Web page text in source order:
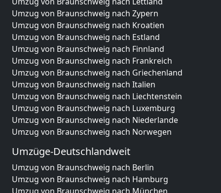
Umzug von Braunschweig nach Zypern
Umzug von Braunschweig nach Kroatien
Umzug von Braunschweig nach Estland
Umzug von Braunschweig nach Finnland
Umzug von Braunschweig nach Frankreich
Umzug von Braunschweig nach Griechenland
Umzug von Braunschweig nach Italien
Umzug von Braunschweig nach Liechtenstein
Umzug von Braunschweig nach Luxemburg
Umzug von Braunschweig nach Niederlande
Umzug von Braunschweig nach Norwegen
Umzüge-Deutschlandweit
Umzug von Braunschweig nach Berlin
Umzug von Braunschweig nach Hamburg